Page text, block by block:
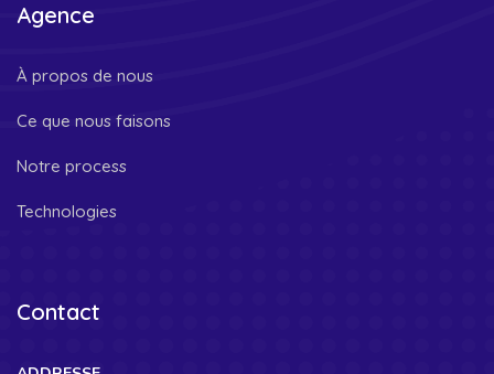
Agence
À propos de nous
Ce que nous faisons
Notre process
Technologies
Contact